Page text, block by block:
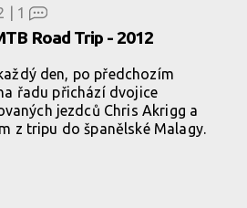
| 1
Road Trip - 2012
den, po předchozím
řadu přichází dvojice
jezdců Chris Akrigg a
z tripu do španělské Malagy.